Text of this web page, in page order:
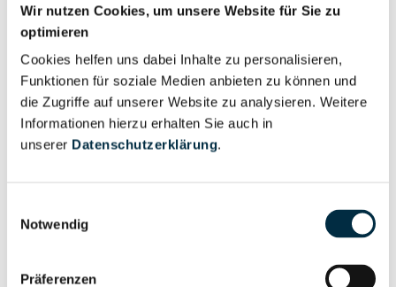
Wir nutzen Cookies, um unsere Website für Sie zu
optimieren
Cookies helfen uns dabei Inhalte zu personalisieren,
Funktionen für soziale Medien anbieten zu können und
die Zugriffe auf unserer Website zu analysieren. Weitere
Informationen hierzu erhalten Sie auch in
unserer Datenschutzerklärung.
Notwendig
Präferenzen
Liquidator (1)
Nutzer
Wirtschaftlich
Berechtigter
Vollständiges
Unternehmensprofil